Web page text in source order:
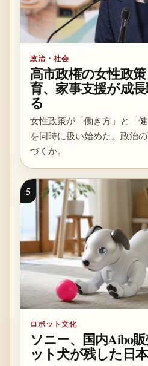
政治・社会
高市政権の女性政
育、家事支援が成
る
女性政策が「働き方」と「
を同時に扱い始めた。政治
づくか。
5
ロボット文化
ソニー、国内Aibo
ット犬が残した日